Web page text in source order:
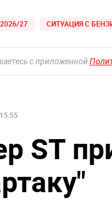
27 СИТУАЦИЯ С
с приложенной
ST